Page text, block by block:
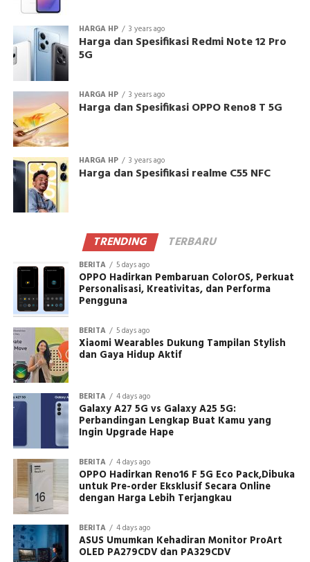
HARGA HP 3 years ago
Harga dan Spesifikasi Redmi Note 12 Pro
5G
HARGA HP 3 years ago
Harga dan Spesifikasi OPPO Reno8 T 5G
HARGA HP 3 years ago
Harga dan Spesifikasi realme C55 NFC
TRENDING TERBARU
BERITA 5 days ago
OPPO Hadirkan Pembaruan ColorOS, Perkuat
Personalisasi, Kreativitas, dan Performa
Pengguna
BERITA 5 days ago
Xiaomi Wearables Dukung Tampilan Stylish
dan Gaya Hidup Aktif
BERITA 4 days ago
Galaxy A27 5G vs Galaxy A25 5G:
Perbandingan Lengkap Buat Kamu yang
Ingin Upgrade Hape
BERITA 4 days ago
OPPO Hadirkan Reno16 F 5G Eco Pack,Dibuka
untuk Pre-order Eksklusif Secara Online
dengan Harga Lebih Terjangkau
BERITA 4 days ago
ASUS Umumkan Kehadiran Monitor ProArt
OLED PA279CDV dan PA329CDV